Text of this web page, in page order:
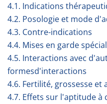
4.1. Indications
4.2. Posologie et mode
4.3. Contre-indications
4.4. Mises en garde
4.5. Interactions avec
formesd'interactions
4.6. Fertilité, grossesse et
4.7. Effets sur l'aptitude à